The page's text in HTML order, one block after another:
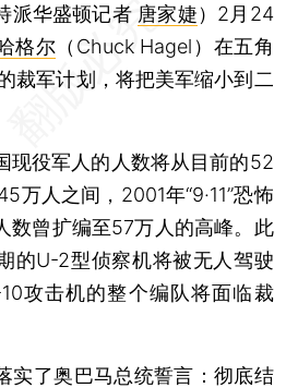
派华盛顿记者 唐家婕） 2月24
格尔 （Chuck Hagel）在五角
裁军计划，将把美军缩小到二
役军人的人数将从目前的52
万人之间，2001年“9·11”恐怖
数曾扩编至57万人的高峰。此
的U-2型侦察机将被无人驾驶
攻击机的整个编队将面临裁
了奥巴马总统誓言：彻底结